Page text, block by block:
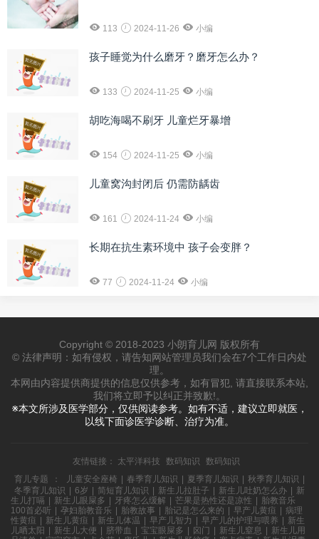
113 2024-11-26 小编
孩子睡觉为什么磨牙？磨牙怎么办？
133 2024-11-25 小编
胡吃海喝不刷牙 儿童烂牙暴增
154 2024-11-25 小编
儿童窝沟封闭后 仍需防龋齿
161 2024-11-24 小编
长期在抗生素环境中 孩子会变胖？
77 2024-11-24 小编
Copyright © 2018-2023 小朗育儿网 版权所有
© 法律声明：如有侵权，请告知网站管理员我们会在7个工作日内处
理。
本网由内容提供商提供的信息仅供参考，如有冒犯, 请直接联系本站,
我们将立即予以纠正并致歉!。
※本文所涉及医学部分，仅供阅读参考。如有不适，建议立即就医，
以线下面诊医学诊断、治疗为准。
友情链接： 太平洋科技 数码知识
数码知识
育儿专题
： 儿童安全座椅 春季育儿知识 夏季育儿知识 秋季育儿知识
冬季育儿知识
6岁 简短育儿知识 新生儿拉肚子 新生儿吐奶怎么办
新
生儿打嗝
新生儿眼屎多 牙疼怎么缓解 芒果是热性还是凉性
胎教音乐
100首必听
孕妇胎教音乐 胎教故事 胎记是怎么来的 早产儿黄疸
病理
性黄疸
新生儿黄疸 新生儿体温 早产儿智力 早产儿的护理与喂养
新生
儿晒太阳
新生儿大便 脐带血 宝宝眼屎多 囟门 新生儿窒息
新生儿用